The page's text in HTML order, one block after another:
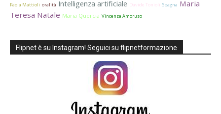
Paola Mattioli oralità Intelligenza artificiale Davide Tonioli Spagna Maria
Teresa Natale Maria Quercia Vincenza Amoruso
Flipnet è su Instagram! Seguici su flipnetformazione